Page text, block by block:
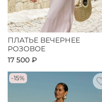
ПЛАТЬЕ ВЕЧЕРНЕЕ
РОЗОВОЕ
17 500 ₽
-15%